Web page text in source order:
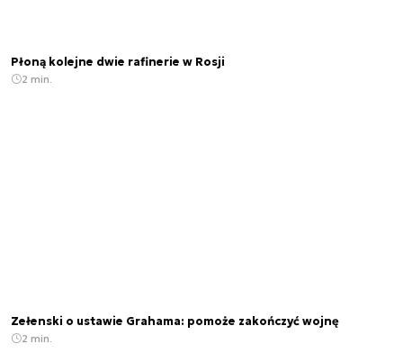
Płoną kolejne dwie rafinerie w Rosji
2 min.
Zełenski o ustawie Grahama: pomoże zakończyć wojnę
2 min.